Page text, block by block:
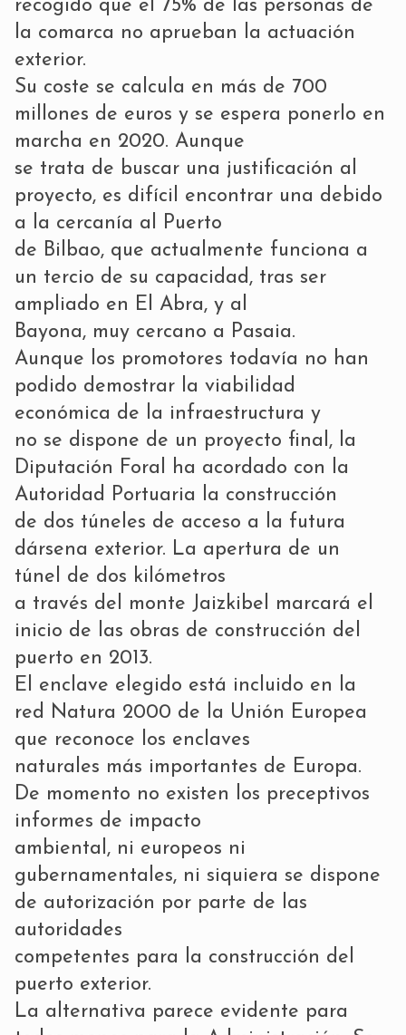
recogido que el 75% de las personas de
la comarca no aprueban la actuación
exterior.
Su coste se calcula en más de 700
millones de euros y se espera ponerlo en
marcha en 2020. Aunque
se trata de buscar una justificación al
proyecto, es difícil encontrar una debido
a la cercanía al Puerto
de Bilbao, que actualmente funciona a
un tercio de su capacidad, tras ser
ampliado en El Abra, y al
Bayona, muy cercano a Pasaia.
Aunque los promotores todavía no han
podido demostrar la viabilidad
económica de la infraestructura y
no se dispone de un proyecto final, la
Diputación Foral ha acordado con la
Autoridad Portuaria la construcción
de dos túneles de acceso a la futura
dársena exterior. La apertura de un
túnel de dos kilómetros
a través del monte Jaizkibel marcará el
inicio de las obras de construcción del
puerto en 2013.
El enclave elegido está incluido en la
red Natura 2000 de la Unión Europea
que reconoce los enclaves
naturales más importantes de Europa.
De momento no existen los preceptivos
informes de impacto
ambiental, ni europeos ni
gubernamentales, ni siquiera se dispone
de autorización por parte de las
autoridades
competentes para la construcción del
puerto exterior.
La alternativa parece evidente para